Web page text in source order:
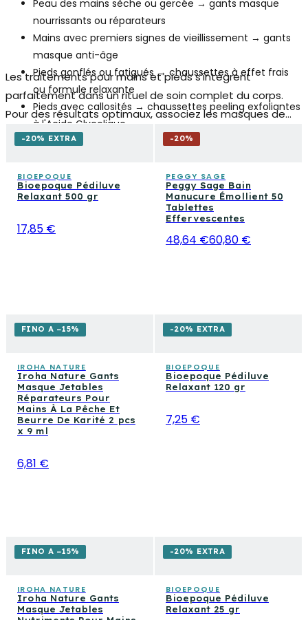
Peau des mains sèche ou gercée → gants masque
nourrissants ou réparateurs
Mains avec premiers signes de vieillissement → gants
masque anti-âge
Pieds gonflés ou fatigués → chaussettes à effet frais
ou formule relaxante
Pieds avec callosités → chaussettes peeling exfoliantes
à l'Acide Glycolique
Mauvaises odeurs aux pieds → bain de pieds
Préparation pré-traitement → tablettes effervescentes
pour bain manucure
Les traitements pour mains et pieds s'intègrent
parfaitement dans un rituel de soin complet du corps.
Pour des résultats optimaux, associez les masques de
cette collection aux crèmes mains nourrissantes, aux
-20% EXTRA
BIOEPOQUE
Bioepoque Pédiluve
Relaxant 500 gr
17,85 €
-20%
PEGGY SAGE
Peggy Sage Bain
Manucure Émollient 50
Tablettes
Effervescentes
48,64 €60,80 €
FINO A −15%
IROHA NATURE
Iroha Nature Gants
Masque Jetables
Réparateurs Pour
Mains À La Pêche Et
Beurre De Karité 2 pcs
x 9 ml
6,81 €
-20% EXTRA
BIOEPOQUE
Bioepoque Pédiluve
Relaxant 120 gr
7,25 €
FINO A −15%
IROHA NATURE
Iroha Nature Gants
Masque Jetables
-20% EXTRA
BIOEPOQUE
Bioepoque Pédiluve
Relaxant 25 gr